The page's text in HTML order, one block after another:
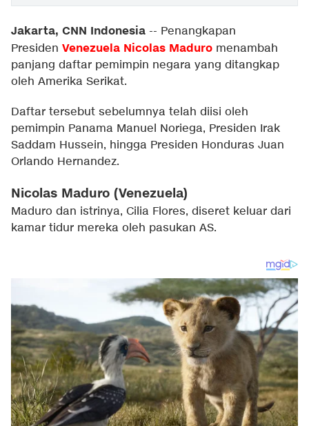
Jakarta, CNN Indonesia -- Penangkapan
Presiden Venezuela Nicolas Maduro menambah
panjang daftar pemimpin negara yang ditangkap
oleh Amerika Serikat.
Daftar tersebut sebelumnya telah diisi oleh
pemimpin Panama Manuel Noriega, Presiden Irak
Saddam Hussein, hingga Presiden Honduras Juan
Orlando Hernandez.
Nicolas Maduro (Venezuela)
Maduro dan istrinya, Cilia Flores, diseret keluar dari
kamar tidur mereka oleh pasukan AS.